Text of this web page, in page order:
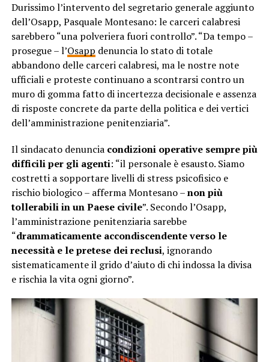
Durissimo l’intervento del segretario generale aggiunto
dell’Osapp, Pasquale Montesano: le carceri calabresi
sarebbero “una polveriera fuori controllo”. “Da tempo –
prosegue – l’Osapp denuncia lo stato di totale
abbandono delle carceri calabresi, ma le nostre note
ufficiali e proteste continuano a scontrarsi contro un
muro di gomma fatto di incertezza decisionale e assenza
di risposte concrete da parte della politica e dei vertici
dell’amministrazione penitenziaria”.
Il sindacato denuncia condizioni operative sempre più
difficili per gli agenti: “il personale è esausto. Siamo
costretti a sopportare livelli di stress psicofisico e
rischio biologico – afferma Montesano –non più
tollerabili in un Paese civile”. Secondo l’Osapp,
l’amministrazione penitenziaria sarebbe
“drammaticamente accondiscendente verso le
necessità e le pretese dei reclusi, ignorando
sistematicamente il grido d’aiuto di chi indossa la divisa
e rischia la vita ogni giorno”.